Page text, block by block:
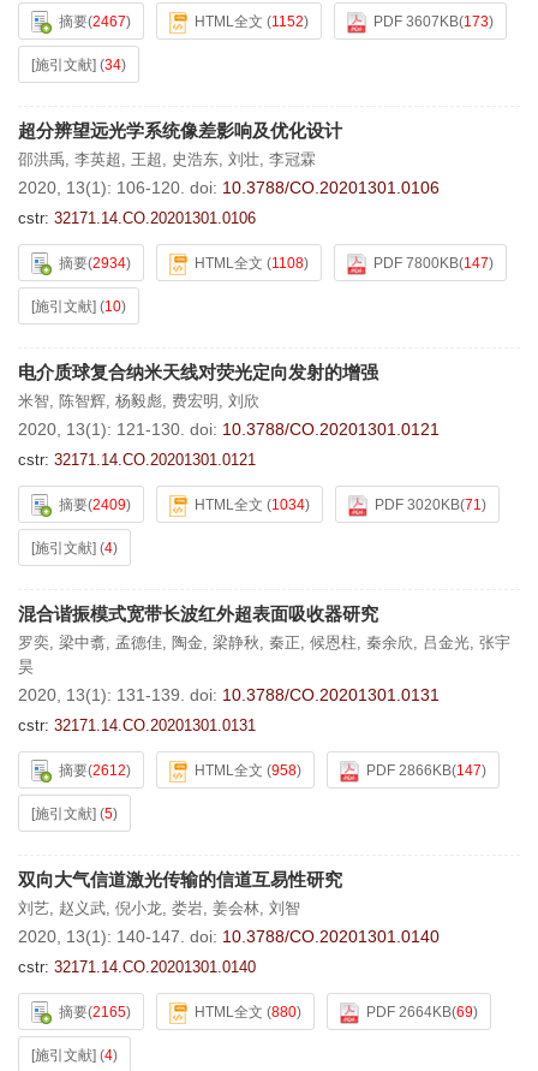
摘要(2467) HTML全文 (1152) PDF 3607KB(173)
[施引文献] (34)
超分辨望远光学系统像差影响及优化设计
邵洪禹, 李英超, 王超, 史浩东, 刘壮, 李冠霖
2020, 13(1): 106-120. doi: 10.3788/CO.20201301.0106
cstr: 32171.14.CO.20201301.0106
摘要(2934) HTML全文 (1108) PDF 7800KB(147)
[施引文献] (10)
电介质球复合纳米天线对荧光定向发射的增强
米智, 陈智辉, 杨毅彪, 费宏明 , 刘欣
2020, 13(1): 121-130. doi: 10.3788/CO.20201301.0121
cstr: 32171.14.CO.20201301.0121
摘要(2409) HTML全文 (1034) PDF 3020KB(71)
[施引文献] (4)
混合谐振模式宽带长波红外超表面吸收器研究
罗奕, 梁中翥, 孟德佳, 陶金, 梁静秋, 秦正, 候恩柱, 秦余欣, 吕金光, 张宇
昊
2020, 13(1): 131-139. doi: 10.3788/CO.20201301.0131
cstr: 32171.14.CO.20201301.0131
摘要(2612) HTML全文 (958) PDF 2866KB(147)
[施引文献] (5)
双向大气信道激光传输的信道互易性研究
刘艺, 赵义武, 倪小龙, 娄岩, 姜会林, 刘智
2020, 13(1): 140-147. doi: 10.3788/CO.20201301.0140
cstr: 32171.14.CO.20201301.0140
摘要(2165) HTML全文 (880) PDF 2664KB(69)
[施引文献] (4)